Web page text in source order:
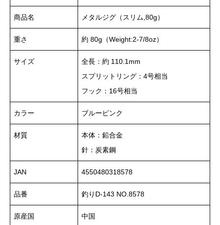
商品名 メタルジグ（スリム,80g）
重さ 約 80g（Weight:2-7/8oz）
サイズ
全長：約 110.1mm
スプリットリング：4号相当
フック：16号相当
カラー ブルーピンク
材質
本体：鉛合金
針：炭素鋼
JAN 4550480318578
品番 釣りD-143 NO.8578
原産国 中国